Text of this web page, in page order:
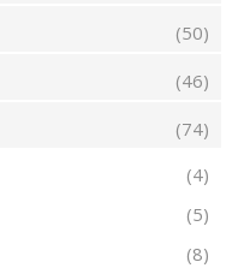
(50)
(46)
(74)
(4)
(5)
(8)